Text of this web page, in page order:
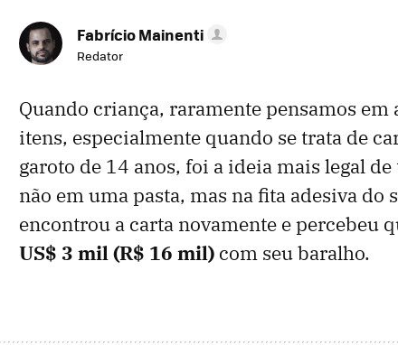
Fabrício Mainenti
Redator
Quando criança, raramente pensamos em
itens, especialmente quando se trata de
garoto de 14 anos, foi a ideia mais legal
não em uma pasta, mas na fita adesiva do
encontrou a carta novamente e percebeu
US$ 3 mil (R$ 16 mil) com seu baralho.